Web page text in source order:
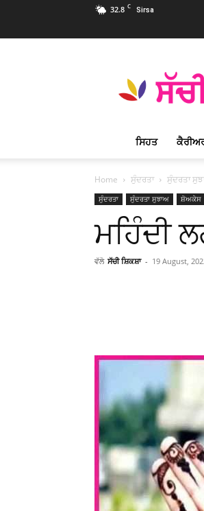
32.8 C Sirsa
ਸਿਹਤ
Home ਸੁੰਦਰਤਾ ਸੁੰਦਰਤਾ
ਸੁੰਦਰਤਾ ਸੁੰਦਰਤਾ ਸੁਝਾਅ ਸ਼ੋਅਕੇਸ
ਮਹਿੰਦੀ
ਵੱਲੋ ਸੱਚੀ ਸ਼ਿਕਸ਼ਾ - 19 August,